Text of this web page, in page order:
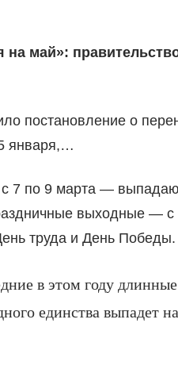
май»:
постановление о
января,…
по 9 марта —
выходные —
труда и День Победы.
в этом году
единства выпадет